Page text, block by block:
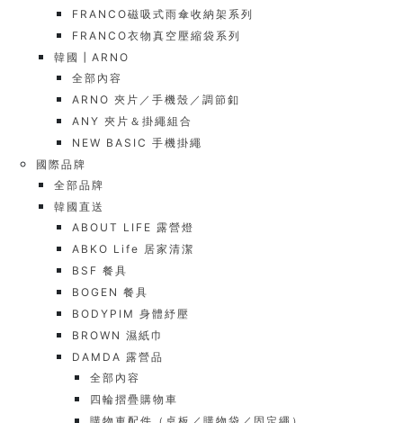
FRANCO磁吸式雨傘收納架系列
FRANCO衣物真空壓縮袋系列
韓國┃ARNO
全部內容
ARNO 夾片／手機殼／調節釦
ANY 夾片＆掛繩組合
NEW BASIC 手機掛繩
國際品牌
全部品牌
韓國直送
ABOUT LIFE 露營燈
ABKO Life 居家清潔
BSF 餐具
BOGEN 餐具
BODYPIM 身體紓壓
BROWN 濕紙巾
DAMDA 露營品
全部內容
四輪摺疊購物車